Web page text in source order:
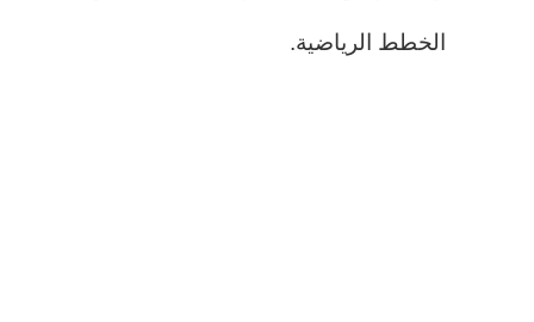
الخطط الرياضية.